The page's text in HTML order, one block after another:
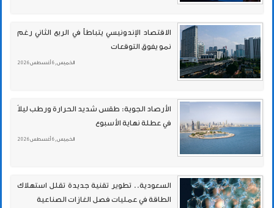
الاقتصاد الإندونيسي يتباطأ في الربع الثاني رغم
نمو يفوق التوقعات
الخميس , 6 أغسطس 2026
الأرصاد الجوية: طقس شديد الحرارة ورطب ليلاً
في عطلة نهاية الأسبوع
الخميس , 6 أغسطس 2026
السعودية.. تطوير تقنية جديدة تقلل استهلاك
الطاقة في عمليات فصل الغازات الصناعية